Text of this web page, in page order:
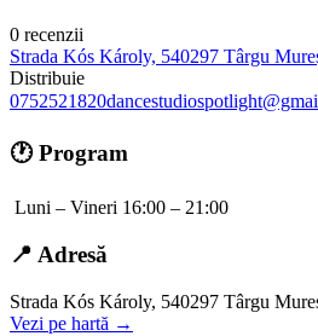
0 recenzii
Strada Kós Károly, 540297 Târgu
Distribuie
0752521820
🕐 Program
Luni – Vineri 16:00 – 21:00
📍 Adresă
Strada Kós Károly, 540297 Târgu
Vezi pe hartă →